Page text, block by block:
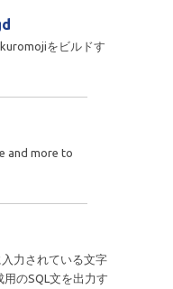
をビルドす
and more to
力されている文字
のSQL文を出力す